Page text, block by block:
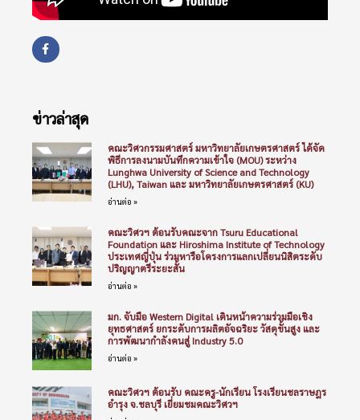
ข่าวล่าสุด
คณะวิศวกรรมศาสตร์ มหาวิทยาลัยเกษตรศาสตร์ ได้จัด
พิธีการลงนามบันทึกความเข้าใจ (MOU) ระหว่าง
Lunghwa University of Science and Technology
(LHU), Taiwan และ มหาวิทยาลัยเกษตรศาสตร์ (KU)
อ่านต่อ »
คณะวิศวฯ ต้อนรับคณะจาก Tsuru Educational
Foundation และ Hiroshima Institute of Technology
ประเทศญี่ปุ่น ร่วมหารือโครงการแลกเปลี่ยนนิสิตระดับ
ปริญญาตรีระยะสั้น
อ่านต่อ »
มก. จับมือ Western Digital เดินหน้าความร่วมมือเชิง
ยุทธศาสตร์ ยกระดับการผลิตอัจฉริยะ วัสดุขั้นสูง และ
การพัฒนากำลังคนสู่ Industry 5.0
อ่านต่อ »
คณะวิศวฯ ต้อนรับ คณะครู-นักเรียน โรงเรียนชลราษฎร
อำรุง จ.ชลบุรี เยี่ยมชมคณะวิศวฯ